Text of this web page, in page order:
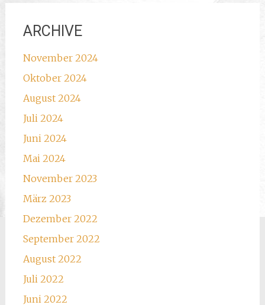
ARCHIVE
November 2024
Oktober 2024
August 2024
Juli 2024
Juni 2024
Mai 2024
November 2023
März 2023
Dezember 2022
September 2022
August 2022
Juli 2022
Juni 2022